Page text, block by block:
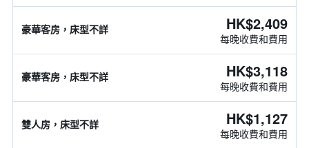
豪華客房，床型不詳 HK$2,409
每晚收費和費用
豪華客房，床型不詳 HK$3,118
每晚收費和費用
雙人房，床型不詳 HK$1,127
每晚收費和費用